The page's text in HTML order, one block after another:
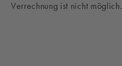
Verrechnung ist nicht möglich.